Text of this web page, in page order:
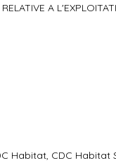
A
Habitat, CDC